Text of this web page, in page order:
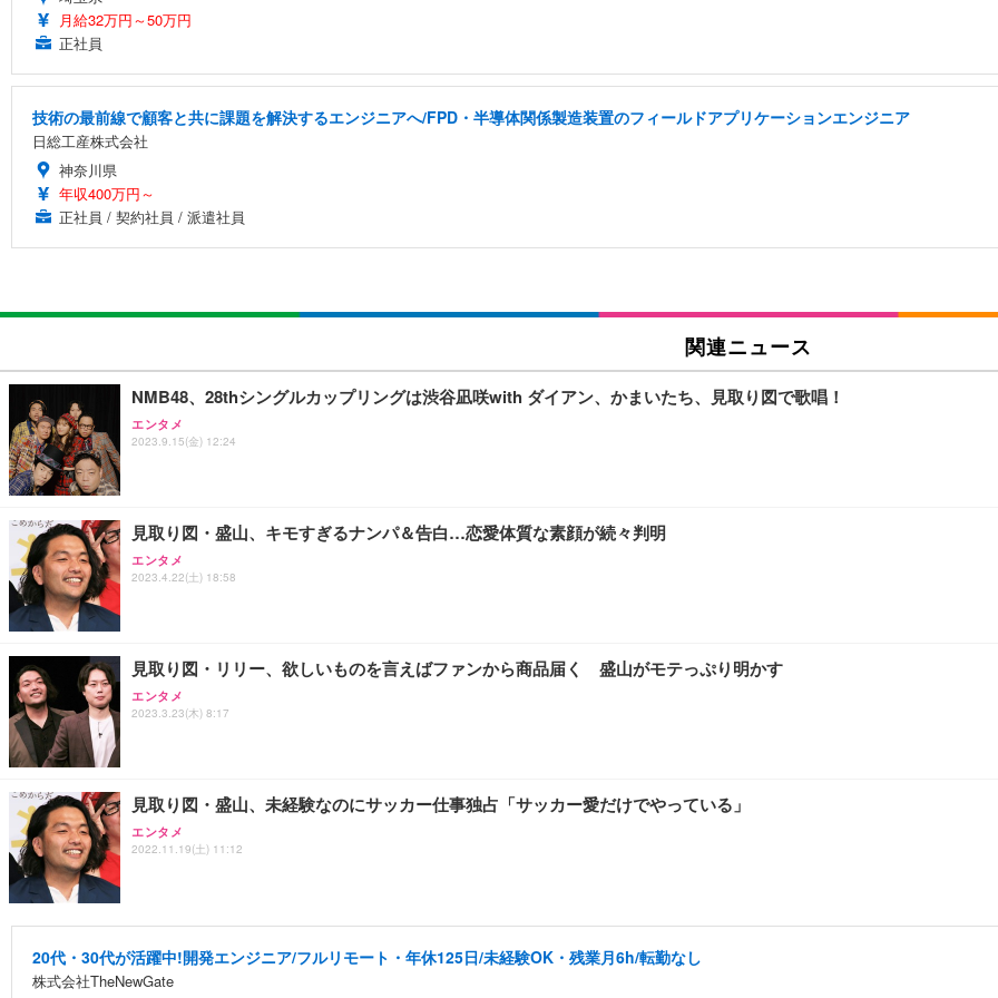
月給32万円～50万円
正社員
技術の最前線で顧客と共に課題を解決するエンジニアへ/FPD・半導体関係製造装置のフィールドアプリケーションエンジニア
日総工産株式会社
神奈川県
年収400万円～
正社員 / 契約社員 / 派遣社員
関連ニュース
NMB48、28thシングルカップリングは渋谷凪咲with ダイアン、かまいたち、見取り図で歌唱！
エンタメ
2023.9.15(金) 12:24
見取り図・盛山、キモすぎるナンパ＆告白…恋愛体質な素顔が続々判明
エンタメ
2023.4.22(土) 18:58
見取り図・リリー、欲しいものを言えばファンから商品届く 盛山がモテっぷり明かす
エンタメ
2023.3.23(木) 8:17
見取り図・盛山、未経験なのにサッカー仕事独占「サッカー愛だけでやっている」
エンタメ
2022.11.19(土) 11:12
20代・30代が活躍中!開発エンジニア/フルリモート・年休125日/未経験OK・残業月6h/転勤なし
株式会社TheNewGate